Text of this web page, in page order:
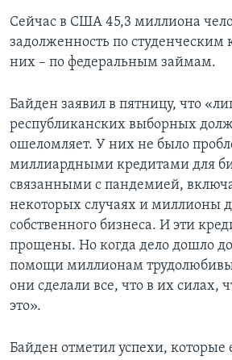
Сейчас в США 45,3 миллиона
задолженность по студенческим
них – по федеральным займам.
Байден заявил в пятницу, что
республиканских выборных
ошеломляет. У них не было
миллиардными кредитами для
связанными с пандемией,
некоторых случаях и миллионы
собственного бизнеса. И эти
прощены. Но когда дело дошло
помощи миллионам
они сделали все, что в их силах,
это».
Байден отметил успехи, которые